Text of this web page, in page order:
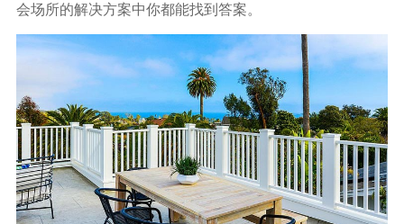
会场所的解决方案中你都能找到答案。